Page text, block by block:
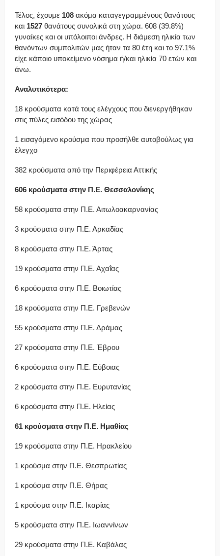
Τέλος, έχουμε 108 ακόμα καταγεγραμμένους θανάτους
και 1527 θανάτους συνολικά στη χώρα. 608 (39.8%)
γυναίκες και οι υπόλοιποι άνδρες. Η διάμεση ηλικία των
θανόντων συμπολιτών μας ήταν τα 80 έτη και το 97.1%
είχε κάποιο υποκείμενο νόσημα ή/και ηλικία 70 ετών και
άνω.
Αναλυτικότερα:
18 κρούσματα κατά τους ελέγχους που διενεργήθηκαν
στις πύλες εισόδου της χώρας
1 εισαγόμενο κρούσμα που προσήλθε αυτοβούλως για
έλεγχο
382 κρούσματα από την Περιφέρεια Αττικής
606 κρούσματα στην Π.Ε. Θεσσαλονίκης
58 κρούσματα στην Π.Ε. Αιτωλοακαρνανίας
3 κρούσματα στην Π.Ε. Αρκαδίας
8 κρούσματα στην Π.Ε. Άρτας
19 κρούσματα στην Π.Ε. Αχαΐας
6 κρούσματα στην Π.Ε. Βοιωτίας
18 κρούσματα στην Π.Ε. Γρεβενών
55 κρούσματα στην Π.Ε. Δράμας
27 κρούσματα στην Π.Ε. Έβρου
6 κρούσματα στην Π.Ε. Εύβοιας
2 κρούσματα στην Π.Ε. Ευρυτανίας
6 κρούσματα στην Π.Ε. Ηλείας
61 κρούσματα στην Π.Ε. Ημαθίας
19 κρούσματα στην Π.Ε. Ηρακλείου
1 κρούσμα στην Π.Ε. Θεσπρωτίας
1 κρούσμα στην Π.Ε. Θήρας
1 κρούσμα στην Π.Ε. Ικαρίας
5 κρούσματα στην Π.Ε. Ιωαννίνων
29 κρούσματα στην Π.Ε. Καβάλας